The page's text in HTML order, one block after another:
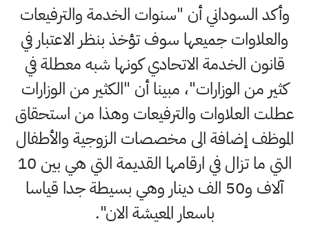
وأكد السوداني أن "سنوات الخدمة والترفيعات
والعلاوات جميعها سوف تؤخذ بنظر الاعتبار في
قانون الخدمة الاتحادي كونها شبه معطلة في
كثير من الوزارات"، مبينا أن "الكثير من الوزارات
عطلت العلاوات والترفيعات وهذا من استحقاق
الموظف إضافة الى مخصصات الزوجية والأطفال
التي ما تزال في ارقامها القديمة التي هي بين 10
آلاف و50 الف دينار وهي بسيطة جدا قياسا
باسعار المعيشة الان".